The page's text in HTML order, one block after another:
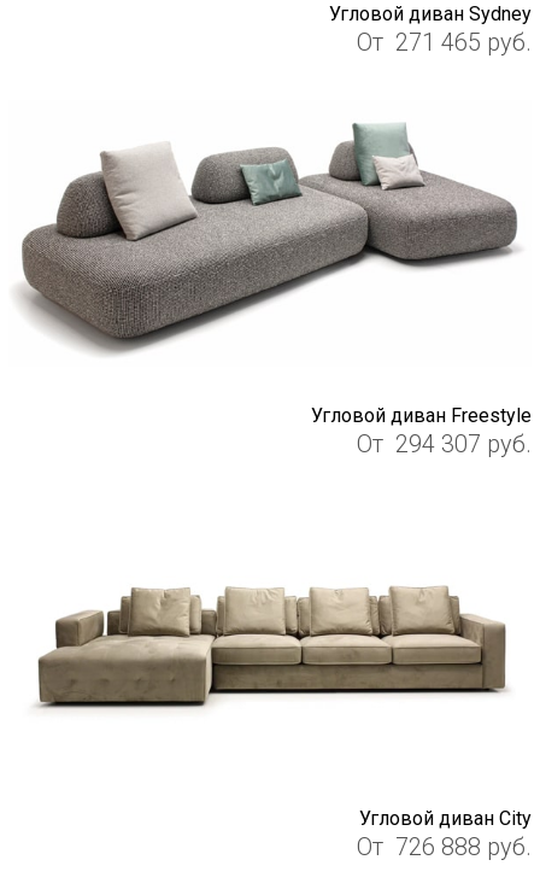
Угловой диван Sydney
От 271 465 руб.
Угловой диван Freestyle
От 294 307 руб.
Угловой диван City
От 726 888 руб.